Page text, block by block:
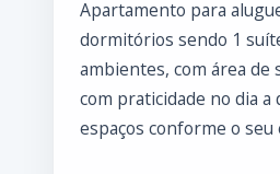
Apartamento para
dormitórios sendo 1
ambientes, com área de
com praticidade no dia
espaços conforme o seu